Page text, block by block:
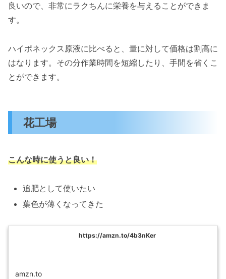
良いので、非常にラクちんに栄養を与えることができま
す。
ハイポネックス原液に比べると、量に対して価格は割高に
はなります。その分作業時間を短縮したり、手間を省くこ
とができます。
花工場
こんな時に使うと良い！
追肥として使いたい
葉色が薄くなってきた
https://amzn.to/4b3nKer
amzn.to